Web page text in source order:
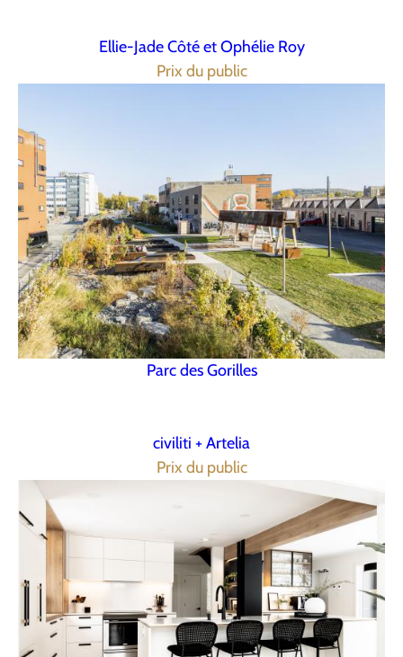
Ellie-Jade Côté et Ophélie Roy
Prix du public
Parc des Gorilles
civiliti + Artelia
Prix du public